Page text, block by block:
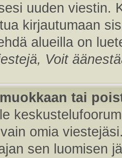
uuden viestin.
kirjautumaan
alueilla on
Voit
tai
omia
sen luomisen